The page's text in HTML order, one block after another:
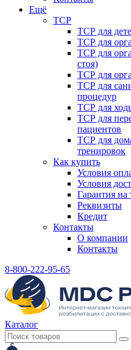
Ещё
ТСР
ТСР для
ТСР для
ТСР для
стоя)
ТСР для
ТСР для
процедур
ТСР для
ТСР для
пациентов
ТСР для
тренировок
Как купить
Условия
Условия
Гарантия на
Реквизиты
Кредит
Контакты
О компании
Контакты
8-800-222-95-65
Каталог